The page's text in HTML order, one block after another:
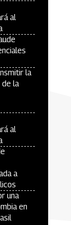
al
la
de la
al
a
una
en